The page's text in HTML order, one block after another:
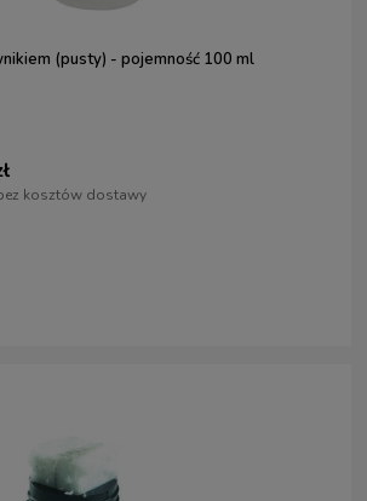
(pusty) - pojemność 100 ml
kosztów dostawy